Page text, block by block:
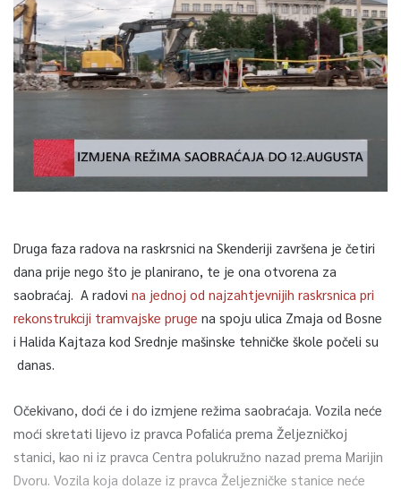
Druga faza radova na raskrsnici na Skenderiji završena je četiri
dana prije nego što je planirano, te je ona otvorena za
saobraćaj. A radovi na jednoj od najzahtjevnijih raskrsnica pri
rekonstrukciji tramvajske pruge na spoju ulica Zmaja od Bosne
i Halida Kajtaza kod Srednje mašinske tehničke škole počeli su
danas.
Očekivano, doći će i do izmjene režima saobraćaja. Vozila neće
moći skretati lijevo iz pravca Pofalića prema Željezničkoj
stanici, kao ni iz pravca Centra polukružno nazad prema Marijin
Dvoru. Vozila koja dolaze iz pravca Željezničke stanice neće